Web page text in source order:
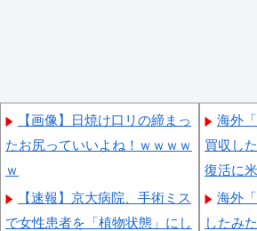
【画像】日焼け口リの締まっ
たお尻っていいよね！ｗｗｗｗ
ｗ
【速報】京大病院、手術ミス
で女性患者を「植物状態」にし
海外
買収し
復活に
海外
したみ